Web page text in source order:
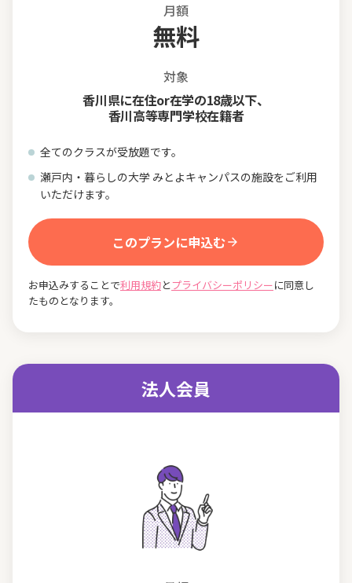
月額
無料
対象
香川県に在住or在学の18歳以下、
香川高等専門学校在籍者
全てのクラスが受放題です。
瀬戸内・暮らしの大学 みとよキャンパスの施設をご利用
いただけます。
このプランに申込む
お申込みすることで利用規約とプライバシーポリシーに同意し
たものとなります。
法人会員